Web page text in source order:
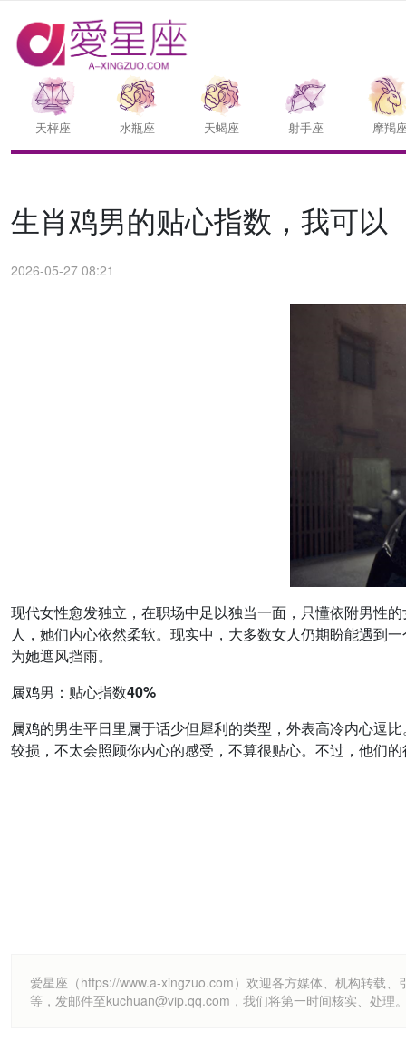
天枰座 水瓶座 天蝎座 射手座 摩羯
生肖鸡男的贴心指数，我可以
2026-05-27 08:21
现代女性愈发独立，在职场中足以独当一面，只懂依附男性
人，她们内心依然柔软。现实中，大多数女人仍期盼能遇到
为她遮风挡雨。
属鸡男：贴心指数40%
属鸡的男生平日里属于话少但犀利的类型，外表高冷内心逗
较损，不太会照顾你内心的感受，不算很贴心。不过，他们
爱星座（https://www.a-xingzuo.com）欢迎各方媒体、机构转载
等，发邮件至kuchuan@vip.qq.com，我们将第一时间核实、处理